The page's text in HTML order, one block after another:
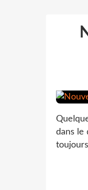
dans le